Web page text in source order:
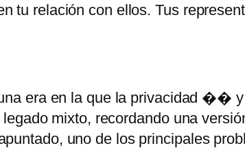
tu relación con ellos. Tus
era en la que la privacidad ��
mixto, recordando una
uno de los principales